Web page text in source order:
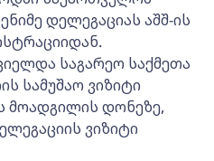
დელეგაციას აშშ-ის
საგარეო საქმეთა
სამუშაო ვიზიტი
მოადგილის დონეზე,
ვიზიტი